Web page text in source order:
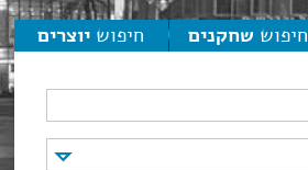
חיפוש שחקנים חיפוש יוצרים